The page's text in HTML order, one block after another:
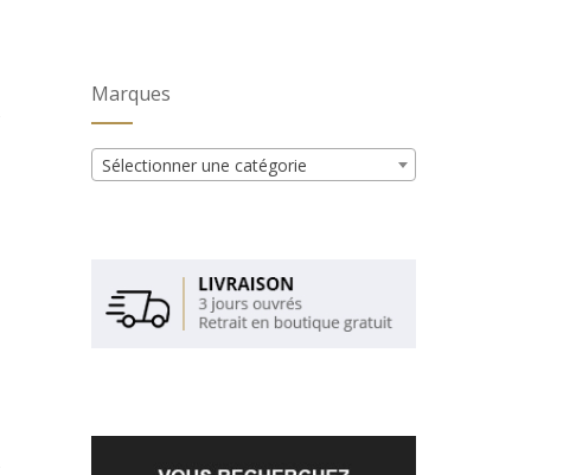
Marques
Sélectionner une catégorie